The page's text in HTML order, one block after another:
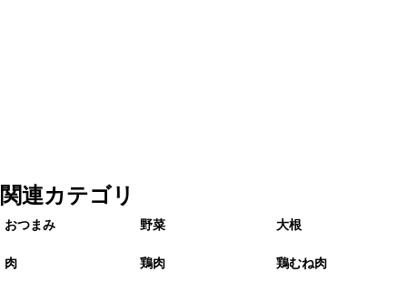
関連カテゴリ
おつまみ 野菜 大根
肉 鶏肉 鶏むね肉